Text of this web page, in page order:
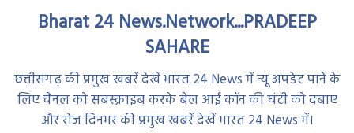
Bharat 24 News.Network...PRADEEP
SAHARE
छत्तीसगढ़ की प्रमुख खबरें देखें भारत 24 News में न्यू अपडेट पाने के
लिए चैनल को सबस्क्राइब करके बेल आई कॉन की घंटी को दबाए
और रोज दिनभर की प्रमुख खबरें देखें भारत 24 News में।